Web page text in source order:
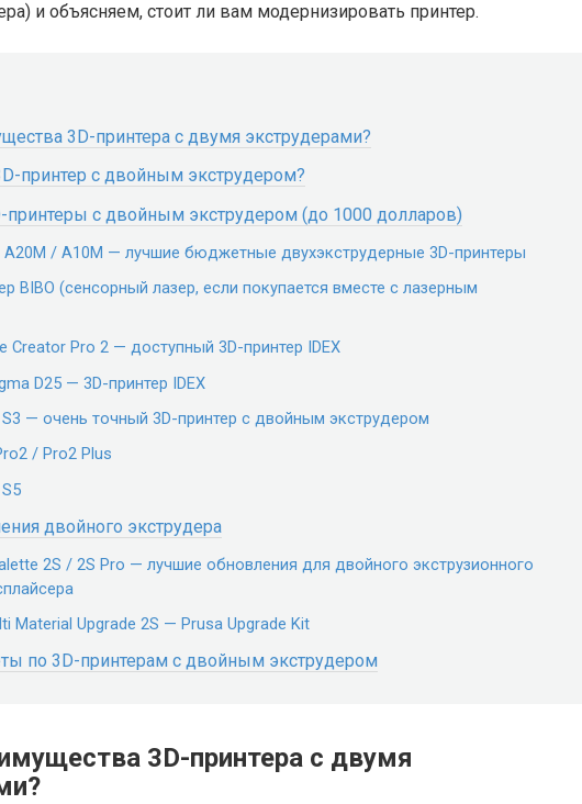
и объясняем, стоит ли вам модернизировать принтер.
3D-принтера с двумя экструдерами?
принтер с двойным экструдером?
с двойным экструдером (до 1000 долларов)
A20M / A10M — лучшие бюджетные двухэкструдерные 3D-принтеры
BIBO (сенсорный лазер, если покупается вместе с лазерным
Creator Pro 2 — доступный 3D-принтер IDEX
D25 — 3D-принтер IDEX
S3 — очень точный 3D-принтер с двойным экструдером
/ Pro2 Plus
двойного экструдера
2S / 2S Pro — лучшие обновления для двойного экструзионного
Material Upgrade 2S — Prusa Upgrade Kit
по 3D-принтерам с двойным экструдером
3D-принтера с двумя